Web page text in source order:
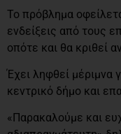
Το πρόβλημα
ενδείξεις από τους
οπότε και θα κριθεί
Έχει ληφθεί μέριμνα
κεντρικό δήμο και
«Παρακαλούμε και